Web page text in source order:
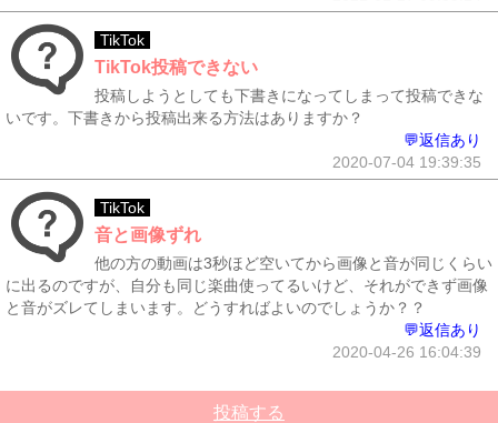
TikTok
TikTok投稿できない
投稿しようとしても下書きになってしまって投稿できな
いです。下書きから投稿出来る方法はありますか？
💬返信あり
2020-07-04 19:39:35
TikTok
音と画像ずれ
他の方の動画は3秒ほど空いてから画像と音が同じくらい
に出るのですが、自分も同じ楽曲使ってるいけど、それができず画像
と音がズレてしまいます。どうすればよいのでしょうか？？
💬返信あり
2020-04-26 16:04:39
投稿する